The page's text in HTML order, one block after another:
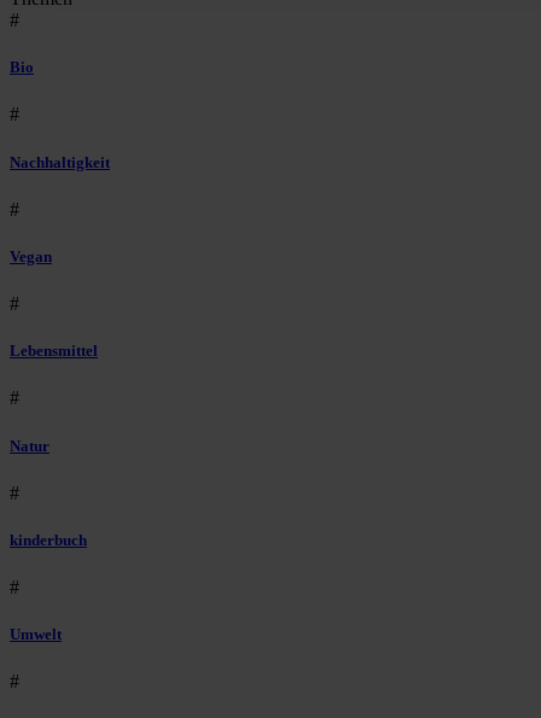
#
Bio
#
Nachhaltigkeit
#
Vegan
#
Lebensmittel
#
Natur
#
kinderbuch
#
Umwelt
#